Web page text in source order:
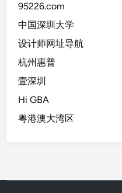
95226.com
中国深圳大学
设计师网址导航
杭州惠普
壹深圳
Hi GBA
粤港澳大湾区